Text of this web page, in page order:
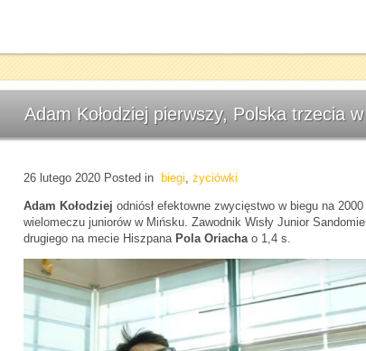
Adam Kołodziej pierwszy, Polska trzecia
26 lutego 2020 Posted in biegi, życiówki
Adam Kołodziej odniósł efektowne zwycięstwo w biegu na
wielomeczu juniorów w Mińsku. Zawodnik Wisły Junior
drugiego na mecie Hiszpana Pola Oriachao 1,4 s.